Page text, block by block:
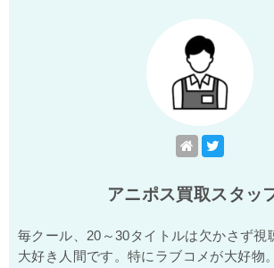
アニポス買取スタッ
毎クール、20～30タイトルは欠かさず視
大好き人間です。特にラブコメが大好物